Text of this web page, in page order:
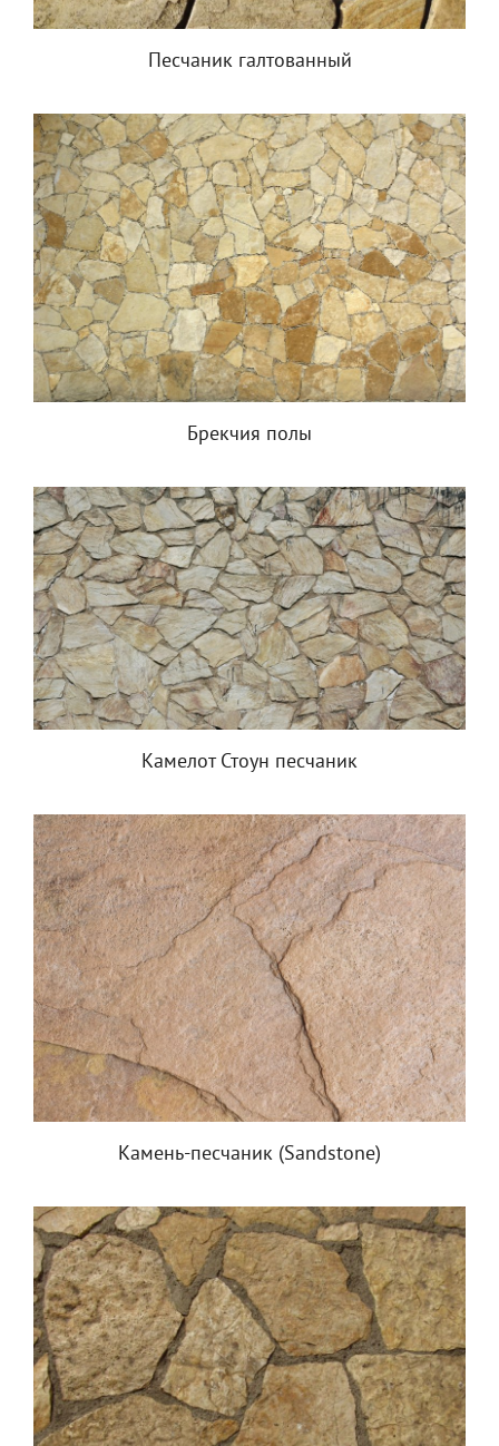
Песчаник галтованный
Брекчия полы
Камелот Стоун песчаник
Камень-песчаник (Sandstone)